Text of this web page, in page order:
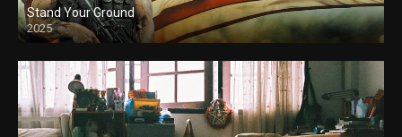
Stand Your Ground
2025